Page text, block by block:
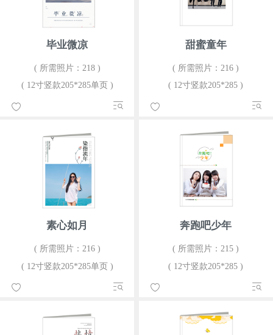
毕业微凉
( 所需照片：218 )
( 12寸竖款205*285单页 )
甜蜜童年
( 所需照片：216 )
( 12寸竖款205*285 )
素心如月
( 所需照片：216 )
( 12寸竖款205*285单页 )
奔跑吧少年
( 所需照片：215 )
( 12寸竖款205*285 )